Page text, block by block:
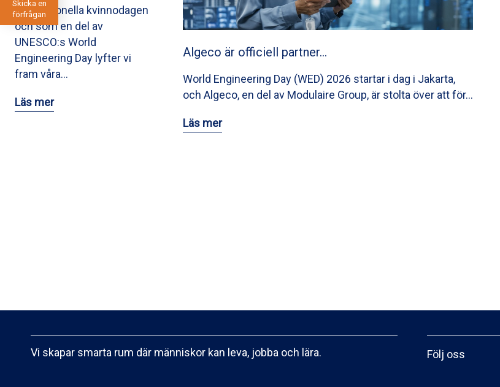
Skicka en
förfrågan
Internationella kvinnodagen
och som en del av
UNESCO:s World
Engineering Day lyfter vi
fram våra…
Läs mer
Algeco är officiell partner…
World Engineering Day (WED) 2026 startar i dag i Jakarta,
och Algeco, en del av Modulaire Group, är stolta över att för…
Läs mer
Vi skapar smarta rum där människor kan leva, jobba och lära. Följ oss